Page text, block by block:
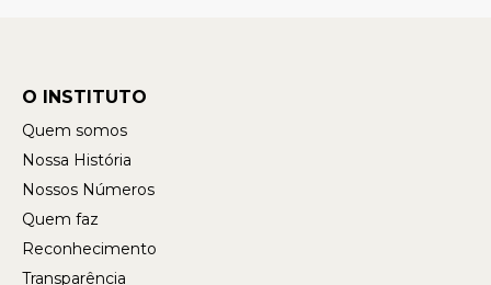
O INSTITUTO
Quem somos
Nossa História
Nossos Números
Quem faz
Reconhecimento
Transparência